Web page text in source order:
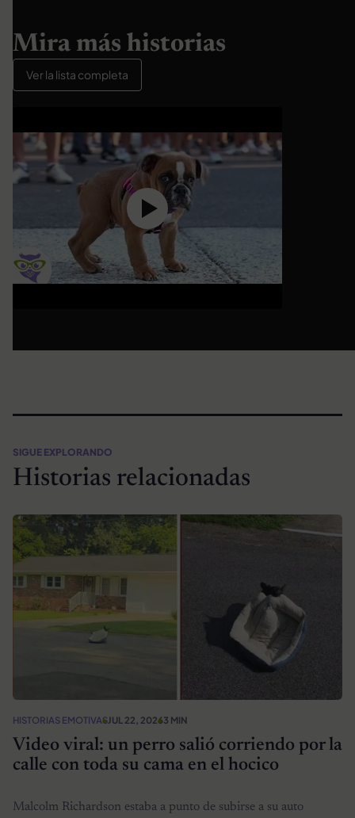
Mira más historias
Ver la lista completa
SIGUE EXPLORANDO
Historias relacionadas
HISTORIAS EMOTIVASJUL 22, 20263 MIN
Video viral: un perro salió corriendo por la
calle con toda su cama en el hocico
Malcolm Richardson estaba a punto de subirse a su auto